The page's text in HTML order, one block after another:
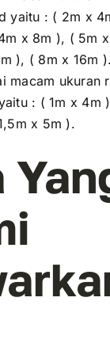
yaitu : ( 2m x
x 8m ), ( 5m
), ( 8m x 16m ).
macam ukuran
: ( 1m x 4m
x 5m ).